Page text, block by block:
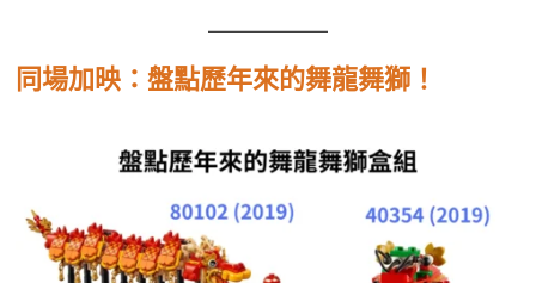
同場加映：盤點歷年來的舞龍舞獅！